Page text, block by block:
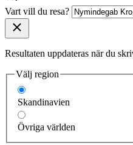
Vart vill du resa?
Resultaten uppdateras när du
Välj region
Skandinavien
Övriga världen